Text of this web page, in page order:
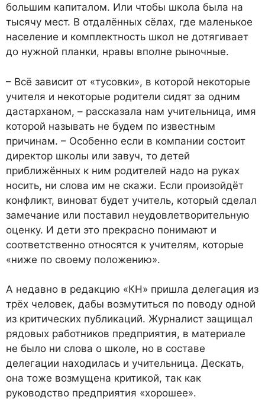
большим капиталом. Или чтобы школа была на
тысячу мест. В отдалённых сёлах, где маленькое
население и комплектность школ не дотягивает
до нужной планки, нравы вполне рыночные.
– Всё зависит от «тусовки», в которой некоторые
учителя и некоторые родители сидят за одним
дастарханом, – рассказала нам учительница, имя
которой называть не будем по известным
причинам. – Особенно если в компании состоит
директор школы или завуч, то детей
приближённых к ним родителей надо на руках
носить, ни слова им не скажи. Если произойдёт
конфликт, виноват будет учитель, который сделал
замечание или поставил неудовлетворительную
оценку. И дети это прекрасно понимают и
соответственно относятся к учителям, которые
«ниже по своему положению».
А недавно в редакцию «КН» пришла делегация из
трёх человек, дабы возмутиться по поводу одной
из критических публикаций. Журналист защищал
рядовых работников предприятия, в материале
не было ни слова о школе, но в составе
делегации находилась и учительница. Дескать,
она тоже возмущена критикой, так как
руководство предприятия «хорошее».